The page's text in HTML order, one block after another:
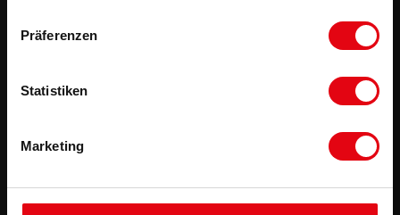
Präferenzen
Statistiken
Marketing